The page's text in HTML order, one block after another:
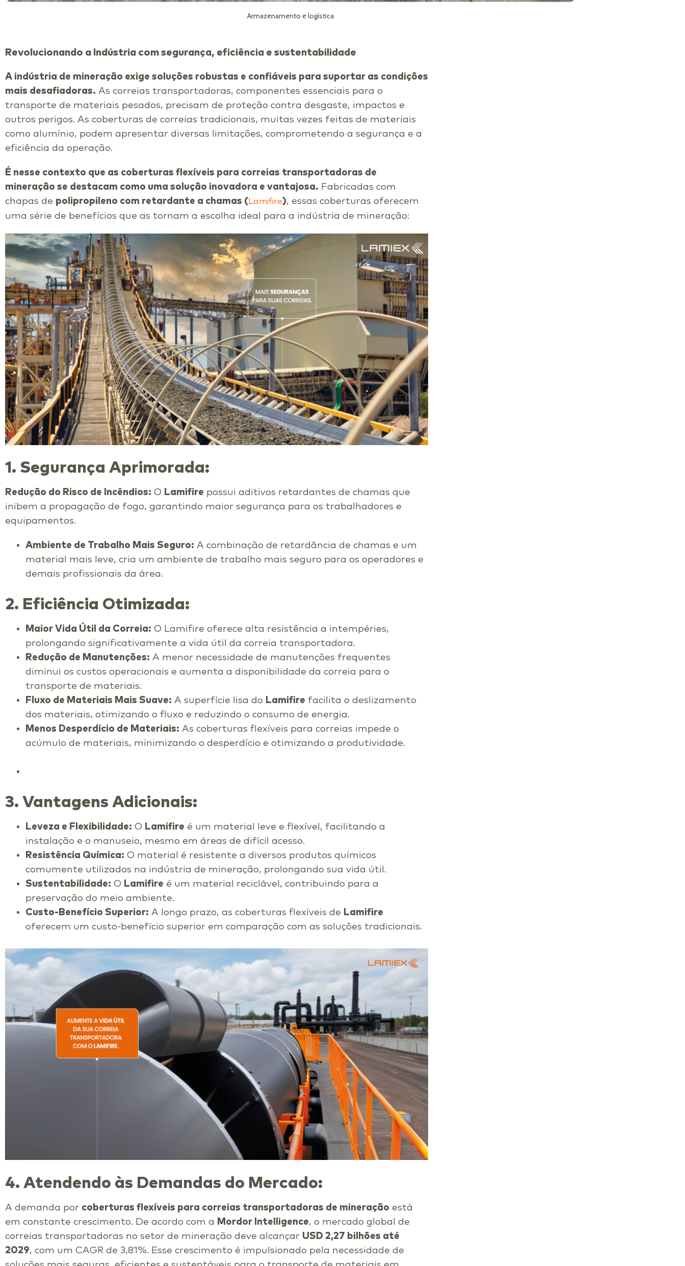
Armazenamento e logística
Revolucionando a Indústria com segurança, eficiência e sustentabilidade
A indústria de mineração exige soluções robustas e confiáveis para suportar as condições
mais desafiadoras. As correias transportadoras, componentes essenciais para o
transporte de materiais pesados, precisam de proteção contra desgaste, impactos e
outros perigos. As coberturas de correias tradicionais, muitas vezes feitas de materiais
como alumínio, podem apresentar diversas limitações, comprometendo a segurança e a
eficiência da operação.
É nesse contexto que as coberturas flexíveis para correias transportadoras de
mineração se destacam como uma solução inovadora e vantajosa. Fabricadas com
chapas de polipropileno com retardante a chamas (Lamifire), essas coberturas oferecem
uma série de benefícios que as tornam a escolha ideal para a indústria de mineração:
1. Segurança Aprimorada:
Redução do Risco de Incêndios: O Lamifire possui aditivos retardantes de chamas que
inibem a propagação de fogo, garantindo maior segurança para os trabalhadores e
equipamentos.
Ambiente de Trabalho Mais Seguro: A combinação de retardância de chamas e um
material mais leve, cria um ambiente de trabalho mais seguro para os operadores e
demais profissionais da área.
2. Eficiência Otimizada:
Maior Vida Útil da Correia: O Lamifire oferece alta resistência a intempéries,
prolongando significativamente a vida útil da correia transportadora.
Redução de Manutenções: A menor necessidade de manutenções frequentes
diminui os custos operacionais e aumenta a disponibilidade da correia para o
transporte de materiais.
Fluxo de Materiais Mais Suave: A superfície lisa do Lamifire facilita o deslizamento
dos materiais, otimizando o fluxo e reduzindo o consumo de energia.
Menos Desperdício de Materiais: As coberturas flexíveis para correias impede o
acúmulo de materiais, minimizando o desperdício e otimizando a produtividade.
3. Vantagens Adicionais:
Leveza e Flexibilidade: O Lamifire é um material leve e flexível, facilitando a
instalação e o manuseio, mesmo em áreas de difícil acesso.
Resistência Química: O material é resistente a diversos produtos químicos
comumente utilizados na indústria de mineração, prolongando sua vida útil.
Sustentabilidade: O Lamifire é um material reciclável, contribuindo para a
preservação do meio ambiente.
Custo-Benefício Superior: A longo prazo, as coberturas flexíveis de Lamifire
oferecem um custo-benefício superior em comparação com as soluções tradicionais.
4. Atendendo às Demandas do Mercado:
A demanda por coberturas flexíveis para correias transportadoras de mineração está
em constante crescimento. De acordo com a Mordor Intelligence, o mercado global de
correias transportadoras no setor de mineração deve alcançar USD 2,27 bilhões até
2029, com um CAGR de 3,81%. Esse crescimento é impulsionado pela necessidade de